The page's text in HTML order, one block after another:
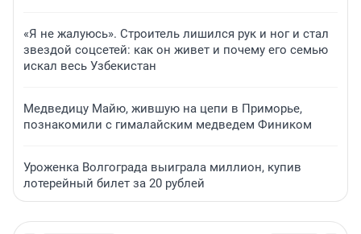
«Я не жалуюсь». Строитель лишился рук и ног и стал
звездой соцсетей: как он живет и почему его семью
искал весь Узбекистан
Медведицу Майю, жившую на цепи в Приморье,
познакомили с гималайским медведем Фиником
Уроженка Волгограда выиграла миллион, купив
лотерейный билет за 20 рублей